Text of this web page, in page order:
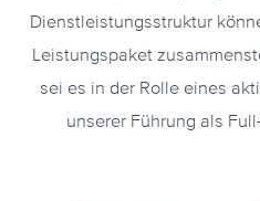
Dienstleistungsstruktur
Leistungspaket
sei es in der Rolle eines
unserer Führung als